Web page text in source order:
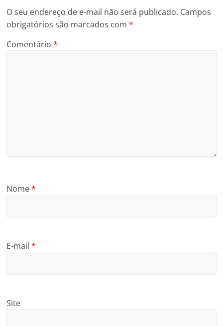
O seu endereço de e-mail não será publicado. Campos
obrigatórios são marcados com*
Comentário*
Nome*
E-mail*
Site